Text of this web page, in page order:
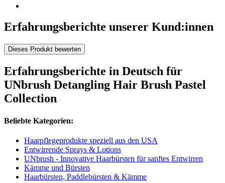
Erfahrungsberichte unserer Kund:innen
Dieses Produkt bewerten
Erfahrungsberichte in Deutsch für
UNbrush Detangling Hair Brush Pastel
Collection
Beliebte Kategorien:
Haarpflegeprodukte speziell aus den USA
Entwirrende Sprays & Lotions
UNbrush - Innovative Haarbürsten für sanftes Entwirren
Kämme und Bürsten
Haarbürsten, Paddlebürsten & Kämme